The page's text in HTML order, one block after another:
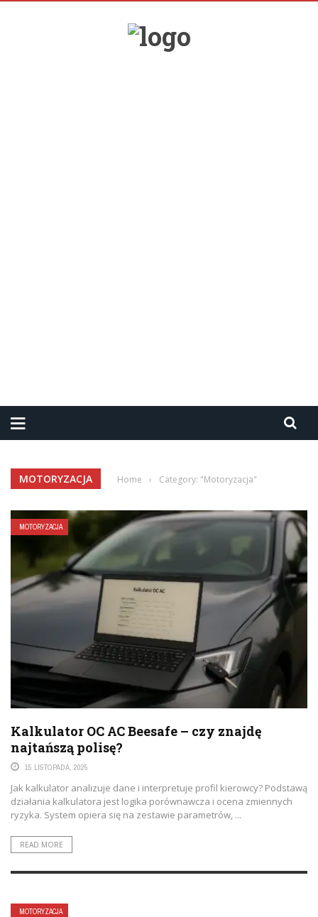
MOTORYZACJA Home › Category: "Motoryzacja"
MOTORYZACJA
Kalkulator OC AC Beesafe – czy znajdę
najtańszą polisę?
15 LISTOPADA, 2025
Jak kalkulator analizuje dane i interpretuje profil kierowcy? Podstawą
działania kalkulatora jest logika porównawcza i ocena zmiennych
ryzyka. System opiera się na zestawie parametrów, ...
READ MORE
MOTORYZACJA